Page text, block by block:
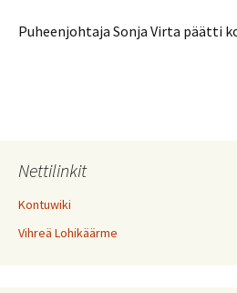
Puheenjohtaja Sonja Virta päätti
Nettilinkit
Kontuwiki
Vihreä Lohikäärme